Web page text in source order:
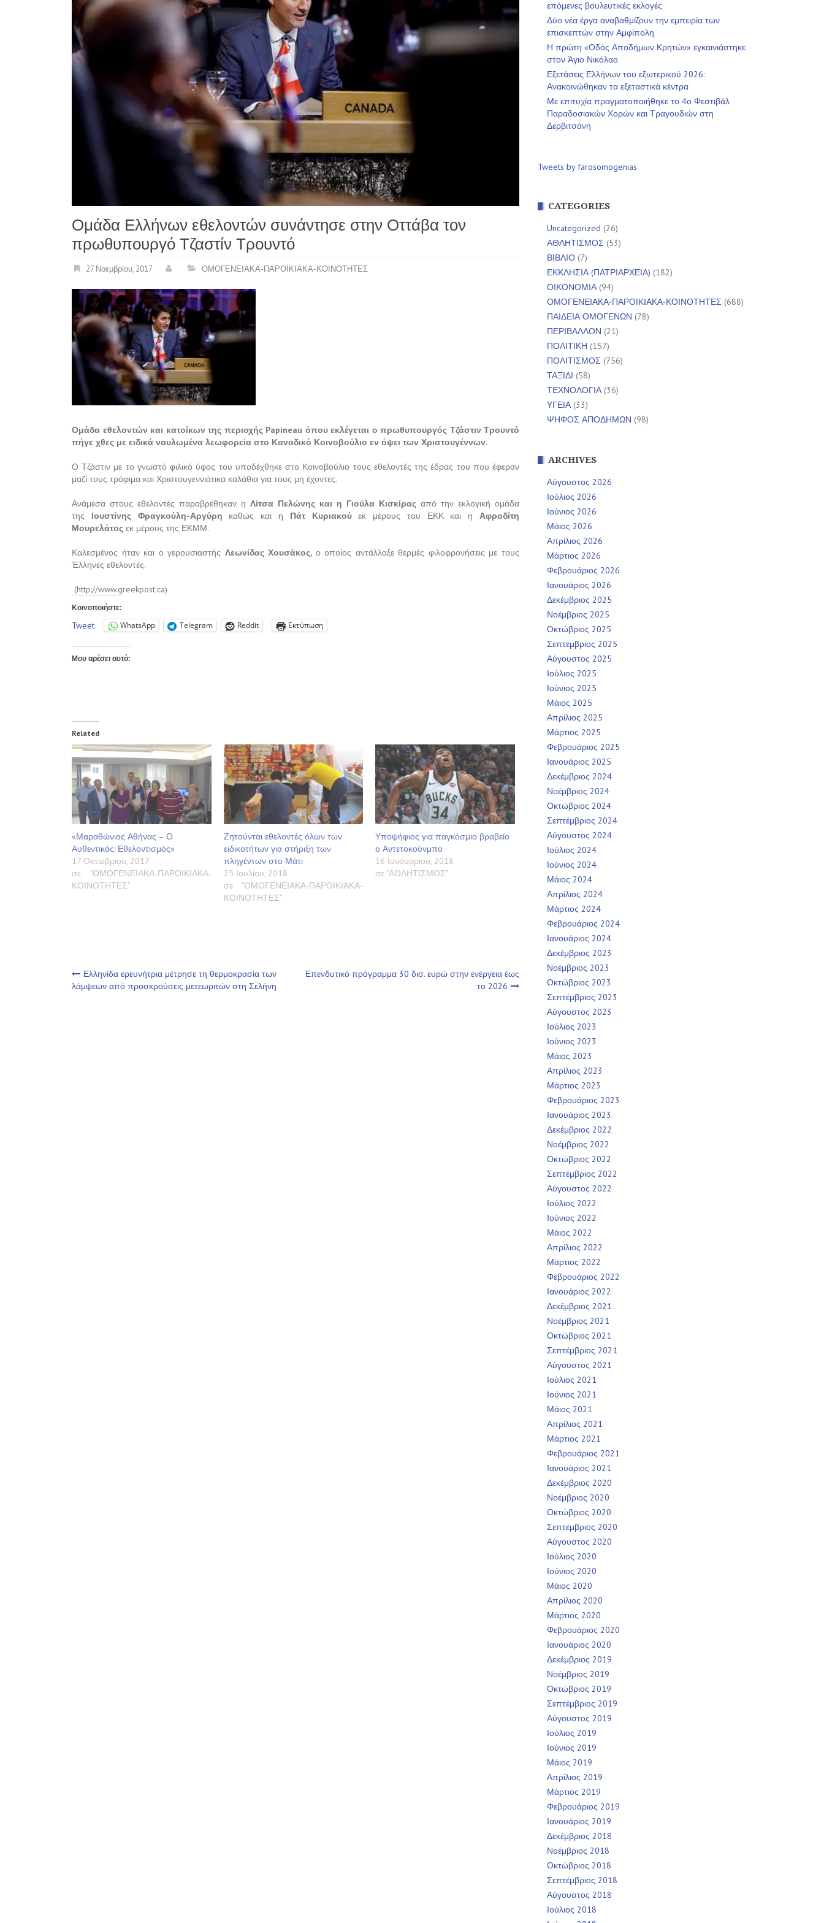
Ομάδα Ελλήνων εθελοντών συνάντησε στην Οττάβα τον
πρωθυπουργό Τζαστίν Τρουντό
27 Νοεμβρίου, 2017 ΟΜΟΓΕΝΕΙΑΚΑ-ΠΑΡΟΙΚΙΑΚΑ-ΚΟΙΝΟΤΗΤΕΣ
Ομάδα εθελοντών και κατοίκων της περιοχής Papineau όπου εκλέγεται ο πρωθυπουργός Τζάστιν Τρουντό
πήγε χθες με ειδικά ναυλωμένα λεωφορεία στο Καναδικό Κοινοβούλιο εν όψει των Χριστουγέννων.
Ο Τζάστιν με το γνωστό φιλικό ύφος του υποδέχθηκε στο Κοινοβούλιο τους εθελοντές της έδρας του που έφεραν
μαζί τους τρόφιμα και Χριστουγεννιάτικα καλάθια για τους μη έχοντες.
Ανάμεσα στους εθελοντές παραβρέθηκαν η Λίτσα Πελώνης και η Γιούλα Κισκίρας από την εκλογική ομάδα
της Ιουστίνης Φραγκούλη-Αργύρη καθώς και η Πάτ Κυριακούεκ μέρους του ΕΚΚ και η Αφροδίτη
Μουρελάτος εκ μέρους της ΕΚΜΜ.
Καλεσμένος ήταν και ο γερουσιαστής Λεωνίδας Χουσάκος, ο οποίος αντάλλαξε θερμές φιλοφρονήσεις με τους
Έλληνες εθελοντές.
(http://www.greekpost.ca)
Κοινοποιήστε:
Tweet WhatsApp Telegram Reddit Εκτύπωση
Μου αρέσει αυτό:
Related
«Μαραθώνιος Αθήνας – Ο
Αυθεντικός: Εθελοντισμός»
17 Οκτωβρίου, 2017
σε "ΟΜΟΓΕΝΕΙΑΚΑ-ΠΑΡΟΙΚΙΑΚΑ-
ΚΟΙΝΟΤΗΤΕΣ"
Ζητούνται εθελοντές όλων των
ειδικοτήτων για στήριξη των
πληγέντων στο Μάτι
25 Ιουλίου, 2018
σε "ΟΜΟΓΕΝΕΙΑΚΑ-ΠΑΡΟΙΚΙΑΚΑ-
ΚΟΙΝΟΤΗΤΕΣ"
Υποψήφιος για παγκόσμιο βραβείο
ο Αντετοκούνμπο
16 Ιανουαρίου, 2018
σε "ΑΘΛΗΤΙΣΜΟΣ"
Πλοήγηση
Ελληνίδα ερευνήτρια μέτρησε τη θερμοκρασία των
λάμψεων από προσκρούσεις μετεωριτών στη Σελήνη
Επενδυτικό πρόγραμμα 30 δισ. ευρώ στην ενέργεια έως
το 2026
επόμενες βουλευτικές εκλογές
Δύο νέα έργα αναβαθμίζουν την εμπειρία των
επισκεπτών στην Αμφίπολη
Η πρώτη «Οδός Αποδήμων Κρητών» εγκαινιάστηκε
στον Άγιο Νικόλαο
Εξετάσεις Ελλήνων του εξωτερικού 2026:
Ανακοινώθηκαν τα εξεταστικά κέντρα
Με επιτυχία πραγματοποιήθηκε το 4ο Φεστιβάλ
Παραδοσιακών Χορών και Τραγουδιών στη
Δερβιτσάνη
Tweets by farosomogenias
CATEGORIES
Uncategorized (26)
ΑΘΛΗΤΙΣΜΟΣ (53)
ΒΙΒΛΙΟ (7)
ΕΚΚΛΗΣΙΑ (ΠΑΤΡΙΑΡΧΕΙΑ) (182)
ΟΙΚΟΝΟΜΙΑ(94)
ΟΜΟΓΕΝΕΙΑΚΑ-ΠΑΡΟΙΚΙΑΚΑ-ΚΟΙΝΟΤΗΤΕΣ (688)
ΠΑΙΔΕΙΑ ΟΜΟΓΕΝΩΝ (78)
ΠΕΡΙΒΑΛΛΟΝ (21)
ΠΟΛΙΤΙΚΗ (157)
ΠΟΛΙΤΙΣΜΟΣ (756)
ΤΑΞΙΔΙ (58)
ΤΕΧΝΟΛΟΓΙΑ(36)
ΥΓΕΙΑ(33)
ΨΗΦΟΣ ΑΠΟΔΗΜΩΝ (98)
ARCHIVES
Αύγουστος 2026
Ιούλιος 2026
Ιούνιος 2026
Μάιος 2026
Απρίλιος 2026
Μάρτιος 2026
Φεβρουάριος 2026
Ιανουάριος 2026
Δεκέμβριος 2025
Νοέμβριος 2025
Οκτώβριος 2025
Σεπτέμβριος 2025
Αύγουστος 2025
Ιούλιος 2025
Ιούνιος 2025
Μάιος 2025
Απρίλιος 2025
Μάρτιος 2025
Φεβρουάριος 2025
Ιανουάριος 2025
Δεκέμβριος 2024
Νοέμβριος 2024
Οκτώβριος 2024
Σεπτέμβριος 2024
Αύγουστος 2024
Ιούλιος 2024
Ιούνιος 2024
Μάιος 2024
Απρίλιος 2024
Μάρτιος 2024
Φεβρουάριος 2024
Ιανουάριος 2024
Δεκέμβριος 2023
Νοέμβριος 2023
Οκτώβριος 2023
Σεπτέμβριος 2023
Αύγουστος 2023
Ιούλιος 2023
Ιούνιος 2023
Μάιος 2023
Απρίλιος 2023
Μάρτιος 2023
Φεβρουάριος 2023
Ιανουάριος 2023
Δεκέμβριος 2022
Νοέμβριος 2022
Οκτώβριος 2022
Σεπτέμβριος 2022
Αύγουστος 2022
Ιούλιος 2022
Ιούνιος 2022
Μάιος 2022
Απρίλιος 2022
Μάρτιος 2022
Φεβρουάριος 2022
Ιανουάριος 2022
Δεκέμβριος 2021
Νοέμβριος 2021
Οκτώβριος 2021
Σεπτέμβριος 2021
Αύγουστος 2021
Ιούλιος 2021
Ιούνιος 2021
Μάιος 2021
Απρίλιος 2021
Μάρτιος 2021
Φεβρουάριος 2021
Ιανουάριος 2021
Δεκέμβριος 2020
Νοέμβριος 2020
Οκτώβριος 2020
Σεπτέμβριος 2020
Αύγουστος 2020
Ιούλιος 2020
Ιούνιος 2020
Μάιος 2020
Απρίλιος 2020
Μάρτιος 2020
Φεβρουάριος 2020
Ιανουάριος 2020
Δεκέμβριος 2019
Νοέμβριος 2019
Οκτώβριος 2019
Σεπτέμβριος 2019
Αύγουστος 2019
Ιούλιος 2019
Ιούνιος 2019
Μάιος 2019
Απρίλιος 2019
Μάρτιος 2019
Φεβρουάριος 2019
Ιανουάριος 2019
Δεκέμβριος 2018
Νοέμβριος 2018
Οκτώβριος 2018
Σεπτέμβριος 2018
Αύγουστος 2018
Ιούλιος 2018